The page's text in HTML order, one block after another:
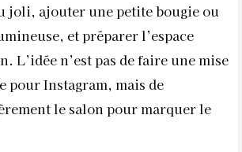
joli, ajouter une petite bougie ou
et préparer l’espace
L’idée n’est pas de faire une mise
pour Instagram, mais de
le salon pour marquer le